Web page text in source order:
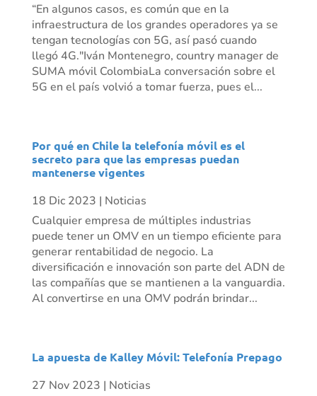
“En algunos casos, es común que en la
infraestructura de los grandes operadores ya se
tengan tecnologías con 5G, así pasó cuando
llegó 4G."Iván Montenegro, country manager de
SUMA móvil ColombiaLa conversación sobre el
5G en el país volvió a tomar fuerza, pues el...
Por qué en Chile la telefonía móvil es el
secreto para que las empresas puedan
mantenerse vigentes
18 Dic 2023 | Noticias
Cualquier empresa de múltiples industrias
puede tener un OMV en un tiempo eficiente para
generar rentabilidad de negocio. La
diversificación e innovación son parte del ADN de
las compañías que se mantienen a la vanguardia.
Al convertirse en una OMV podrán brindar...
La apuesta de Kalley Móvil: Telefonía Prepago
27 Nov 2023 | Noticias